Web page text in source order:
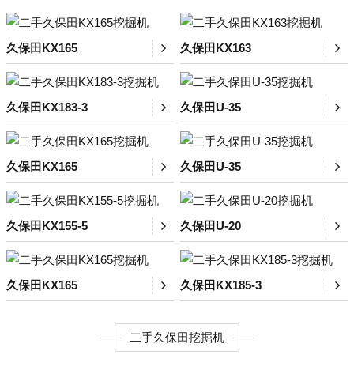
久保田KX165 久保田KX163
久保田KX183-3 久保田U-35
久保田KX165 久保田U-35
久保田KX155-5 久保田U-20
久保田KX165 久保田KX185-3
二手久保田挖掘机